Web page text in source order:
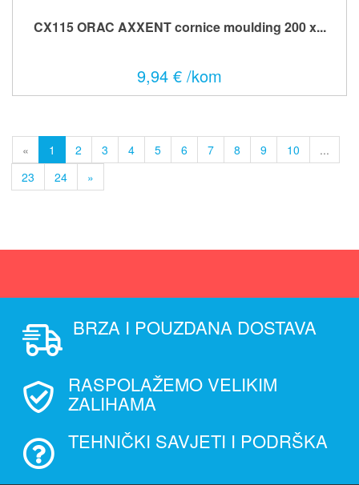
CX115 ORAC AXXENT cornice moulding 200 x...
9,94 € /kom
« 1 2 3 4 5 6 7 8 9 10
...
23
24 »
BRZA I POUZDANA DOSTAVA
RASPOLAŽEMO VELIKIM
ZALIHAMA
TEHNIČKI SAVJETI I PODRŠKA